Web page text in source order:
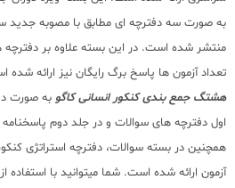
به صورت سه دفترچه ای مطابق با مصوبه جدید
منتشر شده است. در این بسته علاوه بر
تعداد آزمون ها پاسخ برگ رایگان نیز ارائه شده
هشتگ جمع بندی کنکور انسانی کاگو به صورت
اول دفترچه های سوالات و در جلد دوم
همچنین در بسته سوالات، دفترچه استراتژی
آزمون ارائه شده است. شما میتوانید با